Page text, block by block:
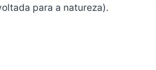
para a natureza).